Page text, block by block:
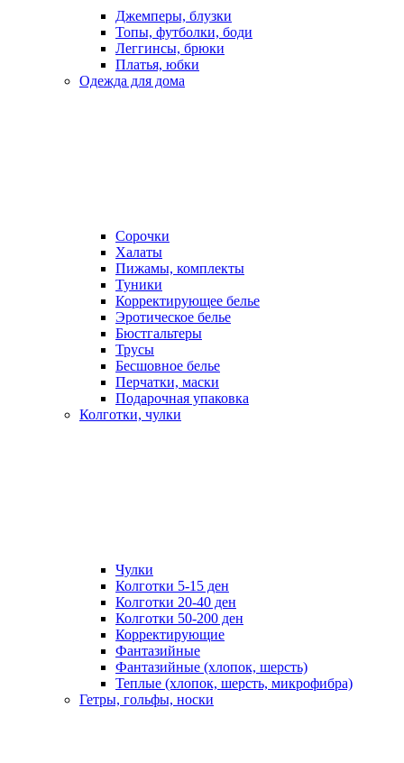
Джемперы, блузки
Топы, футболки, боди
Леггинсы, брюки
Платья, юбки
Одежда для дома
Сорочки
Халаты
Пижамы, комплекты
Туники
Корректирующее белье
Эротическое белье
Бюстгальтеры
Трусы
Бесшовное белье
Перчатки, маски
Подарочная упаковка
Колготки, чулки
Чулки
Колготки 5-15 ден
Колготки 20-40 ден
Колготки 50-200 ден
Корректирующие
Фантазийные
Фантазийные (хлопок, шерсть)
Теплые (хлопок, шерсть, микрофибра)
Гетры, гольфы, носки